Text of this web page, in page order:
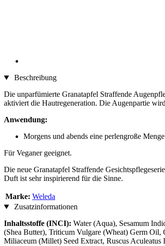
Beschreibung
Die unparfümierte Granatapfel Straffende
aktiviert die Hautregeneration. Die Augenpartie
Anwendung:
Morgens und abends eine perlengroße
Für Veganer geeignet.
Die neue Granatapfel Straffende
Duft ist sehr inspirierend für die Sinne.
Marke: Weleda
Zusatzinformationen
Inhaltsstoffe (INCI): Water (Aqua), Sesamum
(Shea Butter), Triticum Vulgare (Wheat) Germ
Miliaceum (Millet) Seed Extract, Ruscus